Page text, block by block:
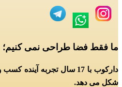
ما فقط فضا طراحی نمی کنیم؛
دارکوب با 17 سال تجربه
شکل می دهد.